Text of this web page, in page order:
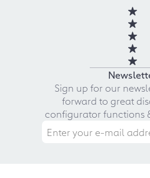
Sign up for our
forward to great
configurator functions